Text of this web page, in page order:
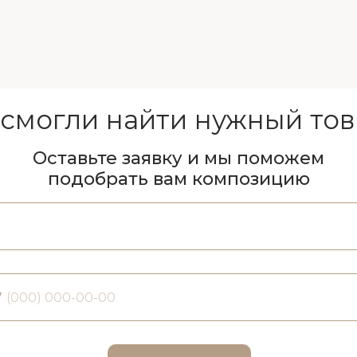
найти нужный
Оставьте заявку и мы поможем
подобрать вам композицию